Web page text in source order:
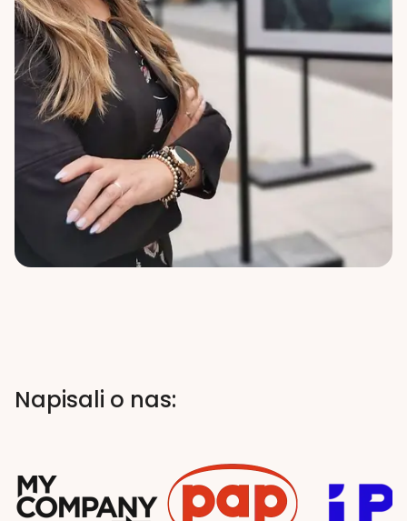
Napisali o nas: